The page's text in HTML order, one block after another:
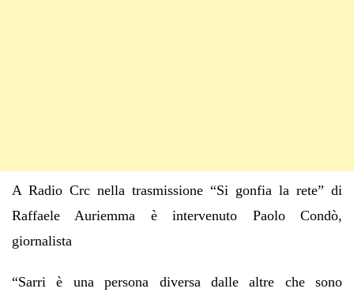
A Radio Crc nella trasmissione “Si gonfia la rete” di
Raffaele Auriemma è intervenuto Paolo Condò,
giornalista
“Sarri è una persona diversa dalle altre che sono